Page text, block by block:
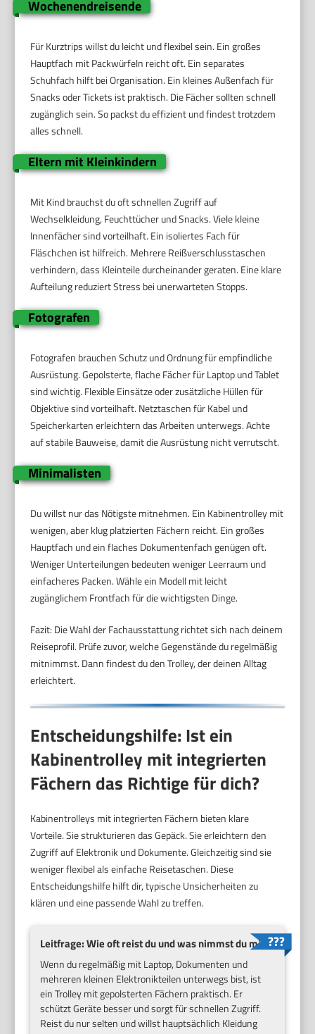
Wochenendreisende
Für Kurztrips willst du leicht und flexibel sein. Ein großes
Hauptfach mit Packwürfeln reicht oft. Ein separates
Schuhfach hilft bei Organisation. Ein kleines Außenfach für
Snacks oder Tickets ist praktisch. Die Fächer sollten schnell
zugänglich sein. So packst du effizient und findest trotzdem
alles schnell.
Eltern mit Kleinkindern
Mit Kind brauchst du oft schnellen Zugriff auf
Wechselkleidung, Feuchttücher und Snacks. Viele kleine
Innenfächer sind vorteilhaft. Ein isoliertes Fach für
Fläschchen ist hilfreich. Mehrere Reißverschlusstaschen
verhindern, dass Kleinteile durcheinander geraten. Eine klare
Aufteilung reduziert Stress bei unerwarteten Stopps.
Fotografen
Fotografen brauchen Schutz und Ordnung für empfindliche
Ausrüstung. Gepolsterte, flache Fächer für Laptop und Tablet
sind wichtig. Flexible Einsätze oder zusätzliche Hüllen für
Objektive sind vorteilhaft. Netztaschen für Kabel und
Speicherkarten erleichtern das Arbeiten unterwegs. Achte
auf stabile Bauweise, damit die Ausrüstung nicht verrutscht.
Minimalisten
Du willst nur das Nötigste mitnehmen. Ein Kabinentrolley mit
wenigen, aber klug platzierten Fächern reicht. Ein großes
Hauptfach und ein flaches Dokumentenfach genügen oft.
Weniger Unterteilungen bedeuten weniger Leerraum und
einfacheres Packen. Wähle ein Modell mit leicht
zugänglichem Frontfach für die wichtigsten Dinge.
Fazit: Die Wahl der Fachausstattung richtet sich nach deinem
Reiseprofil. Prüfe zuvor, welche Gegenstände du regelmäßig
mitnimmst. Dann findest du den Trolley, der deinen Alltag
erleichtert.
Entscheidungshilfe: Ist ein
Kabinentrolley mit integrierten
Fächern das Richtige für dich?
Kabinentrolleys mit integrierten Fächern bieten klare
Vorteile. Sie strukturieren das Gepäck. Sie erleichtern den
Zugriff auf Elektronik und Dokumente. Gleichzeitig sind sie
weniger flexibel als einfache Reisetaschen. Diese
Entscheidungshilfe hilft dir, typische Unsicherheiten zu
klären und eine passende Wahl zu treffen.
Leitfrage: Wie oft reist du und was nimmst du mit?
Wenn du regelmäßig mit Laptop, Dokumenten und
mehreren kleinen Elektronikteilen unterwegs bist, ist
ein Trolley mit gepolsterten Fächern praktisch. Er
schützt Geräte besser und sorgt für schnellen Zugriff.
Reist du nur selten und willst hauptsächlich Kleidung